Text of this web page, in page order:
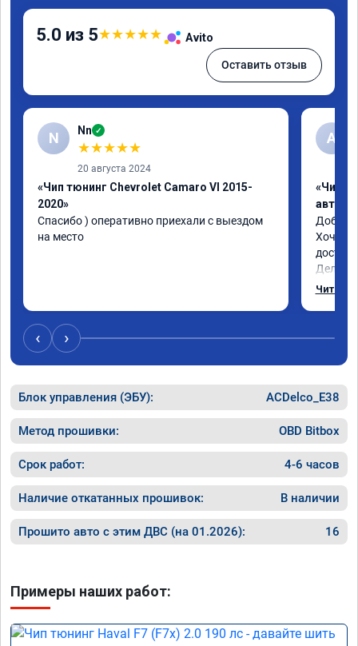
5.0 из 5★★★★★ Avito
Оставить отзыв
N Nn ✓
★★★★★
20 августа 2024
«Чип тюнинг Chevrolet Camaro VI 2015-
2020»
Спасибо ) оперативно приехали с выездом
на место
А
«Чип
Хочу
Делал
после
по
сотку
ч.
Читать
‹ ›
Блок управления (ЭБУ): ACDelco_E38
Метод прошивки: OBD Bitbox
Срок работ: 4-6 часов
Наличие откатанных прошивок: В наличии
Прошито авто с этим ДВС (на 01.2026): 16
Примеры наших работ: